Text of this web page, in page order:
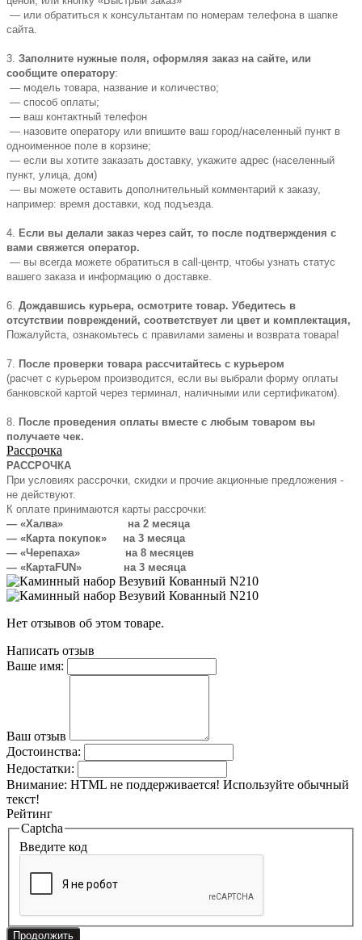
— или обратиться к консультантам по номерам телефона в шапке
сайта.
3. Заполните нужные поля, оформляя заказ на сайте, или
сообщите оператору:
— модель товара, название и количество;
— способ оплаты;
— ваш контактный телефон
— назовите оператору или впишите ваш город/населенный пункт в
одноименное поле в корзине;
— если вы хотите заказать доставку, укажите адрес (населенный
пункт, улица, дом)
— вы можете оставить дополнительный комментарий к заказу,
например: время доставки, код подъезда.
4.
Если вы делали заказ через сайт, то после подтверждения с
вами свяжется оператор.
— вы всегда можете обратиться в call-центр, чтобы узнать статус
вашего заказа и информацию о доставке.
6. Дождавшись курьера, осмотрите товар. Убедитесь в
отсутствии повреждений, соответствует ли цвет и комплектация,
Пожалуйста, ознакомьтесь с правилами замены и возврата товара!
7.
После проверки товара рассчитайтесь с курьером
(расчет с курьером производится, если вы выбрали форму оплаты
банковской картой через терминал, наличными или сертификатом).
8.
После проведения оплаты вместе с любым товаром вы
получаете чек.
Рассрочка
РАССРОЧКА
При условиях рассрочки, скидки и прочие акционные предложения -
не действуют.
К оплате принимаются карты рассрочки:
— «Халва» на 2 месяца
— «Карта покупок» на 3 месяца
— «Черепаха» на 8 месяцев
— «КартаFUN» на 3 месяца
Нет отзывов об этом товаре.
Написать отзыв
Ваше имя:
Ваш отзыв
Достоинства:
Недостатки:
Внимание: HTML не поддерживается! Используйте обычный
текст!
Рейтинг
Captcha
Введите код
Продолжить